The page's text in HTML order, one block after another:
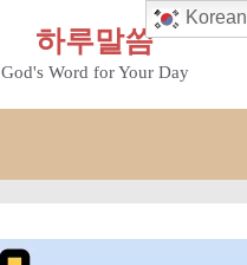
하루말씀
God's Word for Your Day
Korean